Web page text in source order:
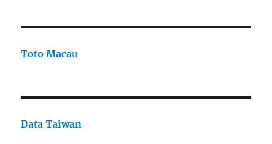
Toto Macau
Data Taiwan